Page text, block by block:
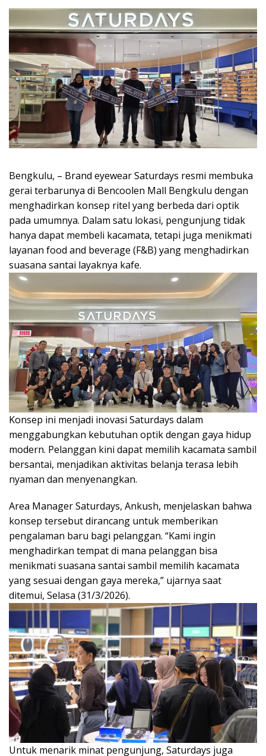
Bengkulu, – Brand eyewear Saturdays resmi membuka
gerai terbarunya di Bencoolen Mall Bengkulu dengan
menghadirkan konsep ritel yang berbeda dari optik
pada umumnya. Dalam satu lokasi, pengunjung tidak
hanya dapat membeli kacamata, tetapi juga menikmati
layanan food and beverage (F&B) yang menghadirkan
suasana santai layaknya kafe.
Konsep ini menjadi inovasi Saturdays dalam
menggabungkan kebutuhan optik dengan gaya hidup
modern. Pelanggan kini dapat memilih kacamata sambil
bersantai, menjadikan aktivitas belanja terasa lebih
nyaman dan menyenangkan.
Area Manager Saturdays, Ankush, menjelaskan bahwa
konsep tersebut dirancang untuk memberikan
pengalaman baru bagi pelanggan. “Kami ingin
menghadirkan tempat di mana pelanggan bisa
menikmati suasana santai sambil memilih kacamata
yang sesuai dengan gaya mereka,” ujarnya saat
ditemui, Selasa (31/3/2026).
Untuk menarik minat pengunjung, Saturdays juga